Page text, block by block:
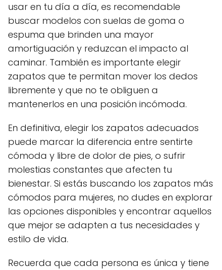
usar en tu día a día, es recomendable
buscar modelos con suelas de goma o
espuma que brinden una mayor
amortiguación y reduzcan el impacto al
caminar. También es importante elegir
zapatos que te permitan mover los dedos
libremente y que no te obliguen a
mantenerlos en una posición incómoda.
En definitiva, elegir los zapatos adecuados
puede marcar la diferencia entre sentirte
cómoda y libre de dolor de pies, o sufrir
molestias constantes que afecten tu
bienestar. Si estás buscando los zapatos más
cómodos para mujeres, no dudes en explorar
las opciones disponibles y encontrar aquellos
que mejor se adapten a tus necesidades y
estilo de vida.
Recuerda que cada persona es única y tiene